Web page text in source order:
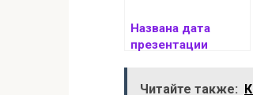
Названа дата
презентации
Читайте также: